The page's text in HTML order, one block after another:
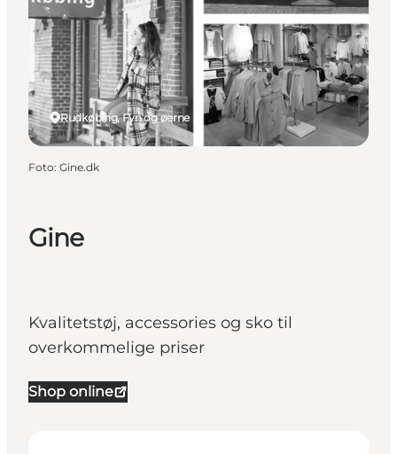
Book lokale oplevelser
Gine
Kvalitetstøj, accessories og sko til
overkommelige priser
Shop online
Rudkøbing, Fyn og øerne
Foto: Gine.dk